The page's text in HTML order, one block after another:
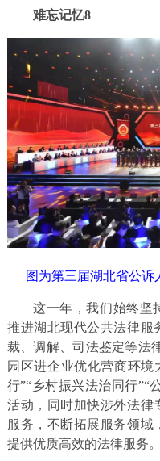
难忘记忆8
图为第三届湖北省公诉
这一年，我们始终坚
推进湖北现代公共法律服
裁、调解、司法鉴定等法
园区进企业优化营商环境
行”“乡村振兴法治同行”“
活动，同时加快涉外法律
服务，不断拓展服务领域
提供优质高效的法律服务。